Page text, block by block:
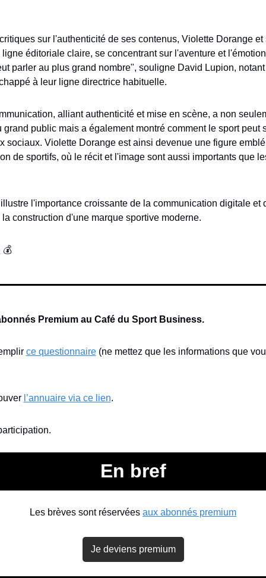
sur l'authenticité de ses contenus, Violette Dorange et
éditoriale claire, se concentrant sur l'aventure et
parler au plus grand nombre", souligne David Lupion,
à leur ligne directrice habituelle.
alliant authenticité et mise en scène, a non
public mais a également montré comment le sport peut
sociaux. Violette Dorange est ainsi devenue une figure
de sportifs, où le récit et l'image sont aussi importants que
l'importance croissante de la communication digitale et
construction d'une marque sportive moderne.
💰
Premium au Café du Sport Business.
ce questionnaire (ne mettez que les informations que
l’annuaire via ce lien.
En bref
Les brèves sont réservées aux abonnés premium
Je deviens premium